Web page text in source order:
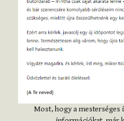
Most, hogy a mesterséges